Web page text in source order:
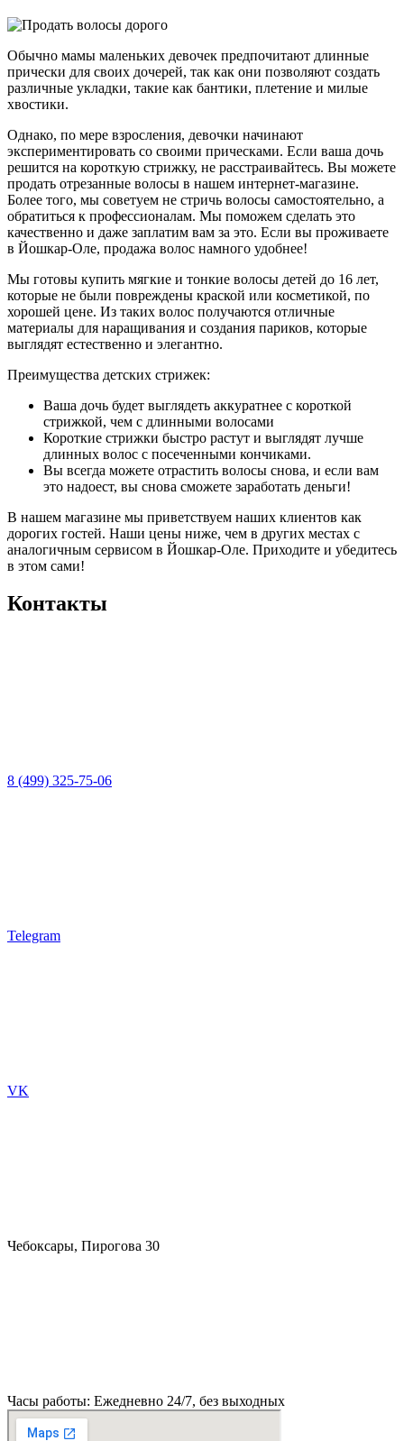
Обычно мамы маленьких девочек предпочитают длинные
прически для своих дочерей, так как они позволяют создать
различные укладки, такие как бантики, плетение и милые
хвостики.
Однако, по мере взросления, девочки начинают
экспериментировать со своими прическами. Если ваша дочь
решится на короткую стрижку, не расстраивайтесь. Вы можете
продать отрезанные волосы в нашем интернет-магазине.
Более того, мы советуем не стричь волосы самостоятельно, а
обратиться к профессионалам. Мы поможем сделать это
качественно и даже заплатим вам за это. Если вы проживаете
в Йошкар-Оле, продажа волос намного удобнее!
Мы готовы купить мягкие и тонкие волосы детей до 16 лет,
которые не были повреждены краской или косметикой, по
хорошей цене. Из таких волос получаются отличные
материалы для наращивания и создания париков, которые
выглядят естественно и элегантно.
Преимущества детских стрижек:
Ваша дочь будет выглядеть аккуратнее с короткой
стрижкой, чем с длинными волосами
Короткие стрижки быстро растут и выглядят лучше
длинных волос с посеченными кончиками.
Вы всегда можете отрастить волосы снова, и если вам
это надоест, вы снова сможете заработать деньги!
В нашем магазине мы приветствуем наших клиентов как
дорогих гостей. Наши цены ниже, чем в других местах с
аналогичным сервисом в Йошкар-Оле. Приходите и убедитесь
в этом сами!
Контакты
8 (499) 325-75-06
Telegram
VK
Чебоксары, Пирогова 30
Часы работы: Ежедневно 24/7, без выходных